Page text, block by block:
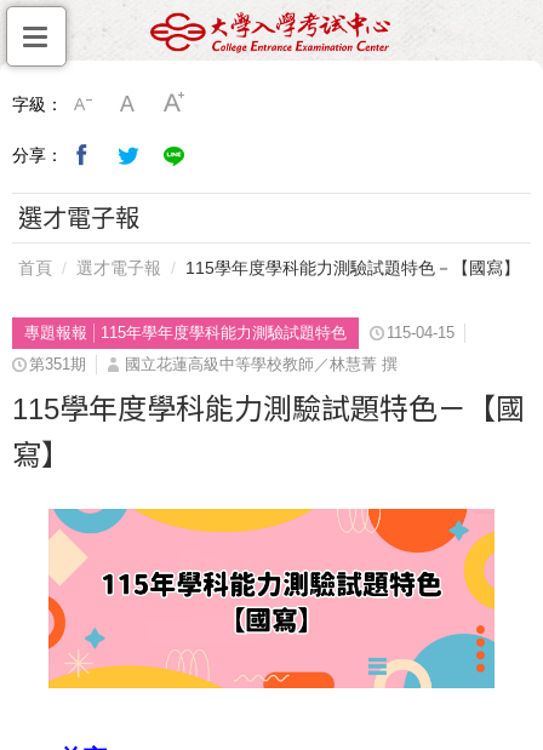
字級：
分享：
選才電子報
首頁 選才電子報 115學年度學科能力測驗試題特色－【國寫】
專題報報 115年學年度學科能力測驗試題特色
115-04-15
第351期
國立花蓮高級中等學校教師／林慧菁 撰
115學年度學科能力測驗試題特色－【國
寫】